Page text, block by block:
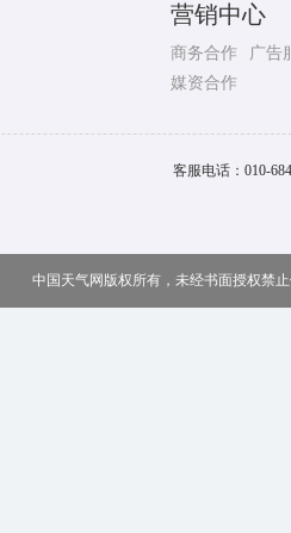
营销中心
商务合作
广告
媒资合作
客服电话： 010-
中国天气网版权所有，未经书面授权